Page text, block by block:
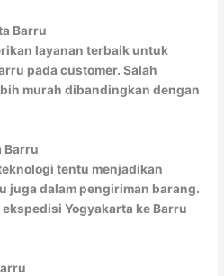
Barru
layanan terbaik untuk
pada customer. Salah
murah dibandingkan dengan
Barru
tentu menjadikan
juga dalam pengiriman barang.
Yogyakarta ke Barru